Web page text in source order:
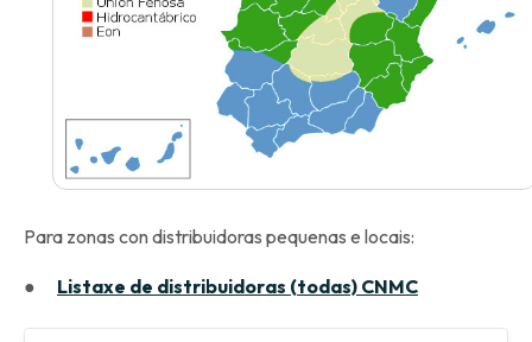
Para zonas con distribuidoras pequenas e locais:
● Listaxe de distribuidoras (todas) CNMC